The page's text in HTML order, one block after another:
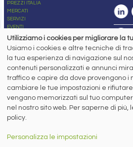
PREZZI ITALIA
MERCATI
SERVIZI
EVENTI
ABBONAMENTI
NEWSLETTER
Capitale Sociale: 190.000€ interamente versato
Registro delle Imprese di Brescia
Codice Fiscale e Partita I.V.A.:IT03562320170
R.E.A. n. 419331
www.siderweb.com: Autorizzazione del Tribunale
marzo 2004, Iscrizione al R.O.C. n. 26116.
Direttrice Responsabile:
Elisa Bonomelli
Stefano Gennari
Utilizziamo i cookies per migliorare la
Usiamo i cookies e altre tecniche di
la tua esperienza di navigazione sul
contenuti personalizzati e annunci
traffico e capire da dove provengono i
cambiare le tue impostazioni e
vengano memorizzati sul tuo
nel nostro sito web. Per saperne di più,
policy.
Personalizza le impostazioni